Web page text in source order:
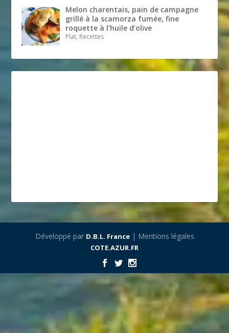
Melon charentais, pain de campagne
grillé à la scamorza fumée, fine
roquette à l’huile d’olive
Plat, Recettes
Développé par D.B.L. France| Mentions légales
COTE.AZUR.FR